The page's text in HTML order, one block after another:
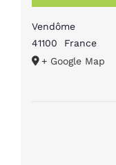
Vendôme
41100
France
+ Google Map